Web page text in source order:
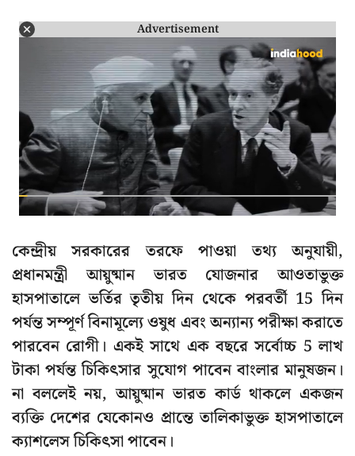
Advertisement
কেন্দ্রীয় সরকারের তরফে পাওয়া তথ্য অনুযায়ী,
প্রধানমন্ত্রী আয়ুষ্মান ভারত যোজনার আওতাভুক্ত
হাসপাতালে ভর্তির তৃতীয় দিন থেকে পরবর্তী 15 দিন
পর্যন্ত সম্পূর্ণ বিনামূল্যে ওষুধ এবং অন্যান্য পরীক্ষা করাতে
পারবেন রোগী। একই সাথে এক বছরে সর্বোচ্চ 5 লাখ
টাকা পর্যন্ত চিকিৎসার সুযোগ পাবেন বাংলার মানুষজন।
না বললেই নয়, আয়ুষ্মান ভারত কার্ড থাকলে একজন
ব্যক্তি দেশের যেকোনও প্রান্তে তালিকাভুক্ত হাসপাতালে
ক্যাশলেস চিকিৎসা পাবেন।